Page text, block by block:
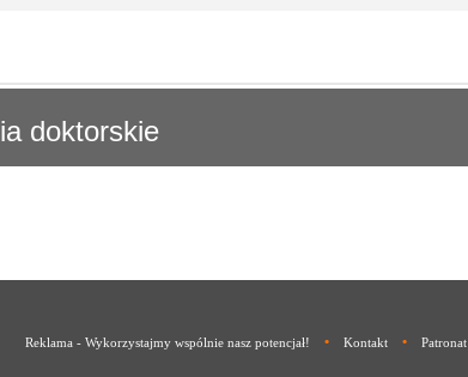
doktorskie
Reklama - Wykorzystajmy wspólnie nasz potencjał! • Kontakt • Patronat